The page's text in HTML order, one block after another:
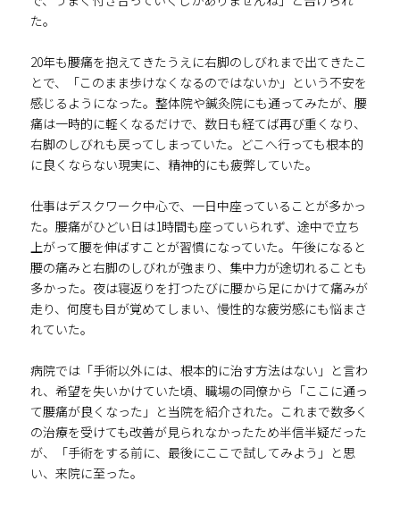
た。
20年も腰痛を抱えてきたうえに右脚のしびれまで出てきたこ
とで、「このまま歩けなくなるのではないか」という不安を
感じるようになった。整体院や鍼灸院にも通ってみたが、腰
痛は一時的に軽くなるだけで、数日も経てば再び重くなり、
右脚のしびれも戻ってしまっていた。どこへ行っても根本的
に良くならない現実に、精神的にも疲弊していた。
仕事はデスクワーク中心で、一日中座っていることが多かっ
た。腰痛がひどい日は1時間も座っていられず、途中で立ち
上がって腰を伸ばすことが習慣になっていた。午後になると
腰の痛みと右脚のしびれが強まり、集中力が途切れることも
多かった。夜は寝返りを打つたびに腰から足にかけて痛みが
走り、何度も目が覚めてしまい、慢性的な疲労感にも悩まさ
れていた。
病院では「手術以外には、根本的に治す方法はない」と言わ
れ、希望を失いかけていた頃、職場の同僚から「ここに通っ
て腰痛が良くなった」と当院を紹介された。これまで数多く
の治療を受けても改善が見られなかったため半信半疑だった
が、「手術をする前に、最後にここで試してみよう」と思
い、来院に至った。